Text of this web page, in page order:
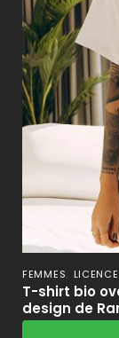
FEMMES,
T-shirt bio
design de